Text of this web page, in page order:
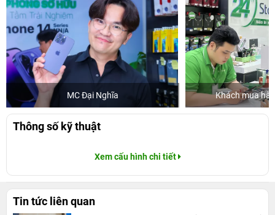
MC Đại Nghĩa Khách mua
Thông số kỹ thuật
Xem cấu hình chi tiết
Tin tức liên quan